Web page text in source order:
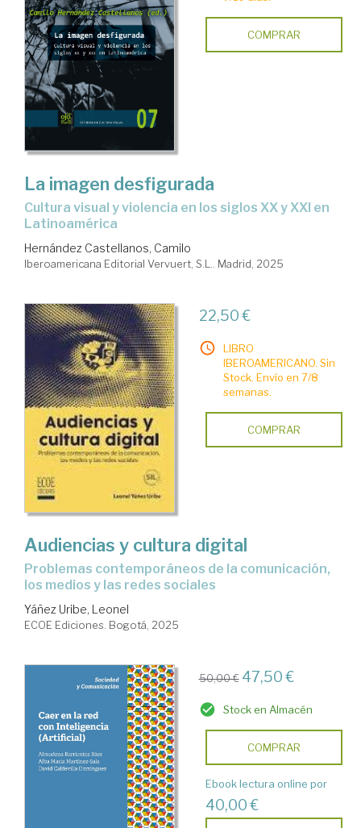
COMPRAR
La imagen desfigurada
cultura visual y violencia en los siglos XX y XXI en
Latinoamérica
Hernández Castellanos, Camilo
Iberoamericana Editorial Vervuert, S.L.. Madrid, 2025
22,50 €
LIBRO
IBEROAMERICANO. Sin
Stock. Envío en 7/8
semanas.
COMPRAR
Audiencias y cultura digital
Problemas contemporáneos de la comunicación,
los medios y las redes sociales
Yáñez Uribe, Leonel
ECOE Ediciones. Bogotá, 2025
50,00 € 47,50 €
Stock en Almacén
COMPRAR
Ebook lectura online por
40,00 €